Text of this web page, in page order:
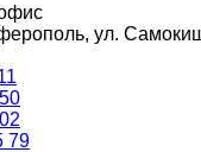
ул.
79